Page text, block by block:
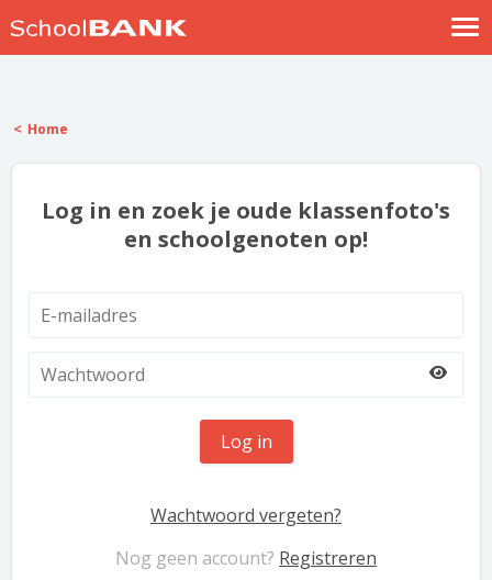
Help
Home
Log in en zoek je oude klassenfoto's
en schoolgenoten op!
Log in
Wachtwoord vergeten?
Nog geen account? Registreren